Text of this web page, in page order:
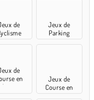
de
Jeux de
Parking
de
en
ligne
Jeux de
Course en
montée